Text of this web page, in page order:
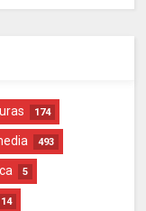
174
493
5
14